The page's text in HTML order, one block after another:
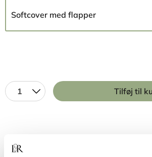
Softcover med flapper
1 Tilføj til
BESKRIVELSE